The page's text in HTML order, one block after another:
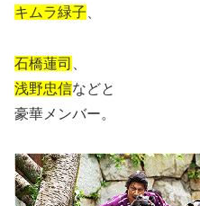
キムラ緑子
石橋蓮司
浅野忠信などと
豪華メンバー。